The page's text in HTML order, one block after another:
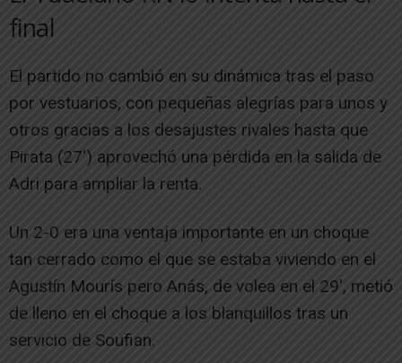
final
El partido no cambió en su dinámica tras el paso
por vestuarios, con pequeñas alegrías para unos y
otros gracias a los desajustes rivales hasta que
Pirata (27′) aprovechó una pérdida en la salida de
Adri para ampliar la renta.
Un 2-0 era una ventaja importante en un choque
tan cerrado como el que se estaba viviendo en el
Agustín Mourís pero Anás, de volea en el 29′, metió
de lleno en el choque a los blanquillos tras un
servicio de Soufian.